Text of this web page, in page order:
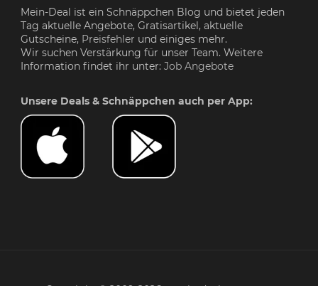
Mein-Deal ist ein Schnäppchen Blog und bietet jeden
Tag aktuelle Angebote, Gratisartikel, aktuelle
Gutscheine, Preisfehler und einiges mehr.
Wir suchen Verstärkung für unser Team. Weitere
Information findet ihr unter: Job Angebote
Unsere Deals & Schnäppchen auch per App: